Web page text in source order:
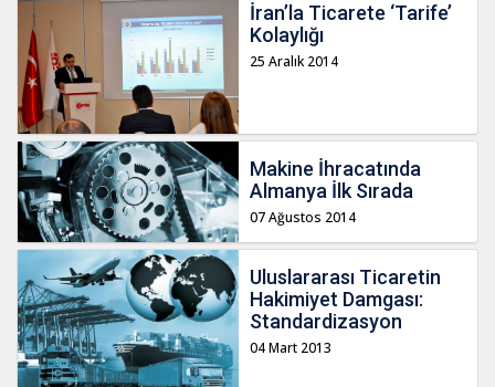
İran’la Ticarete ‘Tarife’
Kolaylığı
25 Aralık 2014
Makine İhracatında
Almanya İlk Sırada
07 Ağustos 2014
Uluslararası Ticaretin
Hakimiyet Damgası:
Standardizasyon
04 Mart 2013